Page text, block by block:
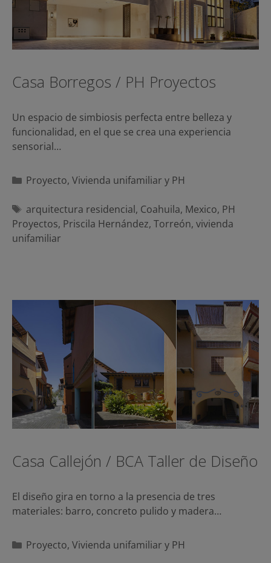
Casa Borregos / PH Proyectos
Un espacio de simbiosis perfecta entre belleza y
funcionalidad, en el que se crea una experiencia
sensorial…
Categorías
Proyecto, Vivienda unifamiliar y PH
Etiquetas
arquitectura residencial, Coahuila, Mexico, PH
Proyectos, Priscila Hernández, Torreón, vivienda
unifamiliar
Casa Callejón / BCA Taller de Diseño
El diseño gira en torno a la presencia de tres
materiales: barro, concreto pulido y madera…
Categorías
Proyecto, Vivienda unifamiliar y PH